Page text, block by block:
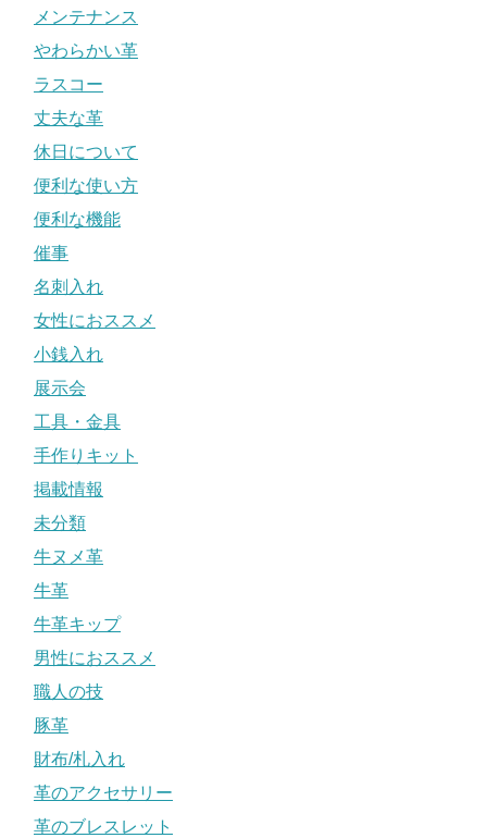
メンテナンス
やわらかい革
ラスコー
丈夫な革
休日について
便利な使い方
便利な機能
催事
名刺入れ
女性におススメ
小銭入れ
展示会
工具・金具
手作りキット
掲載情報
未分類
牛ヌメ革
牛革
牛革キップ
男性におススメ
職人の技
豚革
財布/札入れ
革のアクセサリー
革のブレスレット